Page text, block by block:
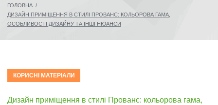
ГОЛОВНА /
ДИЗАЙН ПРИМІЩЕННЯ В СТИЛІ ПРОВАНС: КОЛЬОРОВА ГАМА,
ОСОБЛИВОСТІ ДИЗАЙНУ ТА ІНШІ НЮАНСИ
КОРИСНІ МАТЕРІАЛИ
Дизайн приміщення в стилі Прованс: кольорова гама,